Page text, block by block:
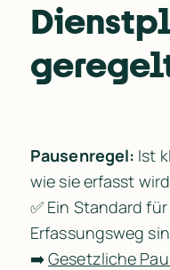
Pausenregel: Ist
wie sie erfasst
✅ Ein Standard
Erfassungsweg
➡️ Gesetzliche